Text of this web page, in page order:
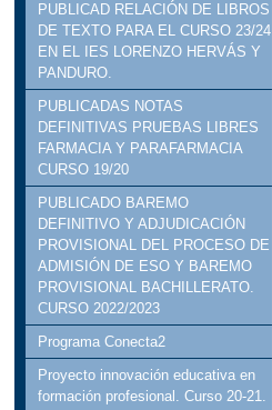
PUBLICAD RELACIÓN DE LIBROS
DE TEXTO PARA EL CURSO 23/24
EN EL IES LORENZO HERVÁS Y
PANDURO.
PUBLICADAS NOTAS
DEFINITIVAS PRUEBAS LIBRES
FARMACIA Y PARAFARMACIA
CURSO 19/20
PUBLICADO BAREMO
DEFINITIVO Y ADJUDICACIÓN
PROVISIONAL DEL PROCESO DE
ADMISIÓN DE ESO Y BAREMO
PROVISIONAL BACHILLERATO.
CURSO 2022/2023
Programa Conecta2
Proyecto innovación educativa en
formación profesional. Curso 20-21.